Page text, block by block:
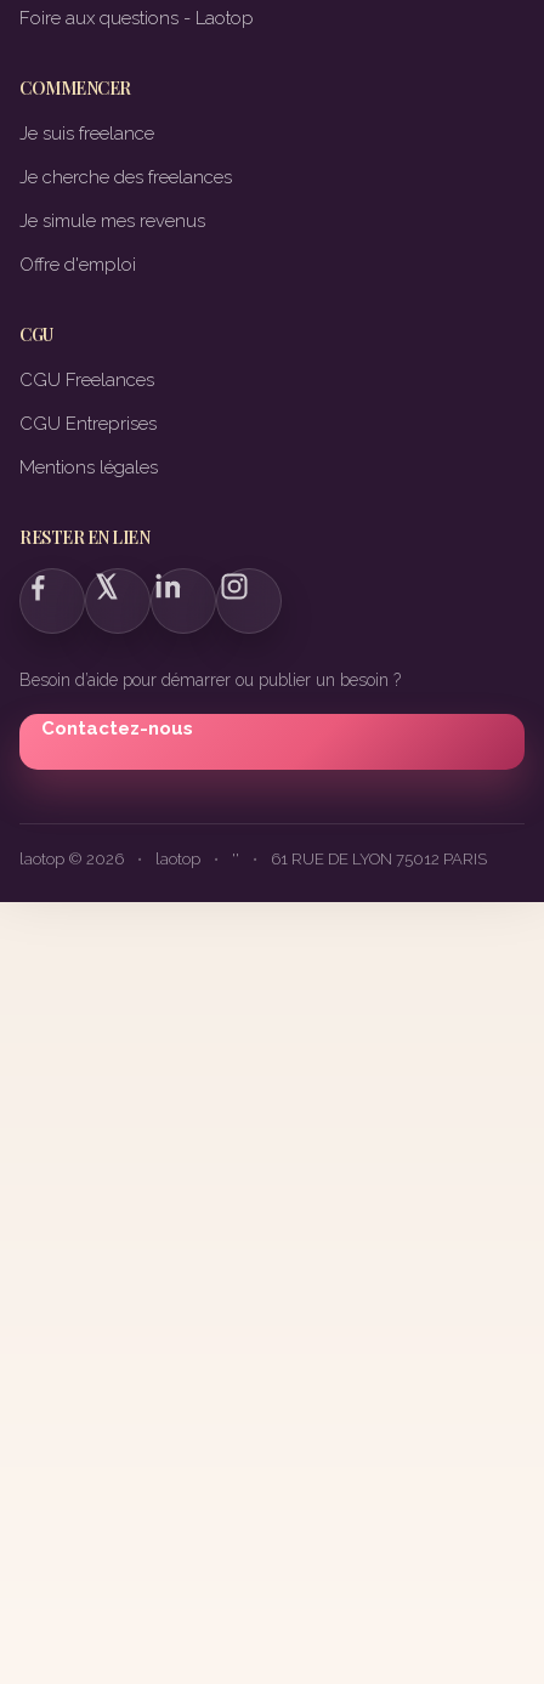
Foire aux questions - Laotop
COMMENCER
Je suis freelance
Je cherche des freelances
Je simule mes revenus
Offre d'emploi
CGU
CGU Freelances
CGU Entreprises
Mentions légales
RESTER EN LIEN
Besoin d’aide pour démarrer ou publier un besoin ?
Contactez-nous
laotop © 2026 • laotop • '' • 61 RUE DE LYON 75012 PARIS